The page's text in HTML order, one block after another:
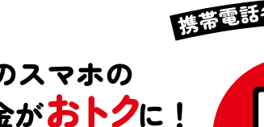
スマホの
がおトクに！